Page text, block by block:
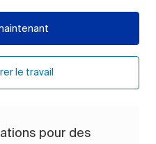
le travail
pour des